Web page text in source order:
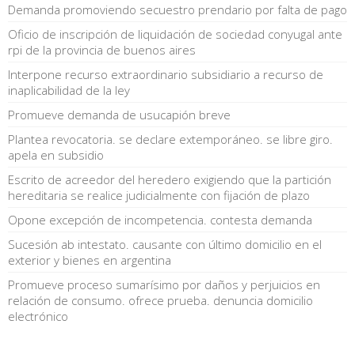
Demanda promoviendo secuestro prendario por falta de pago
Oficio de inscripción de liquidación de sociedad conyugal ante
rpi de la provincia de buenos aires
Interpone recurso extraordinario subsidiario a recurso de
inaplicabilidad de la ley
Promueve demanda de usucapión breve
Plantea revocatoria. se declare extemporáneo. se libre giro.
apela en subsidio
Escrito de acreedor del heredero exigiendo que la partición
hereditaria se realice judicialmente con fijación de plazo
Opone excepción de incompetencia. contesta demanda
Sucesión ab intestato. causante con último domicilio en el
exterior y bienes en argentina
Promueve proceso sumarísimo por daños y perjuicios en
relación de consumo. ofrece prueba. denuncia domicilio
electrónico